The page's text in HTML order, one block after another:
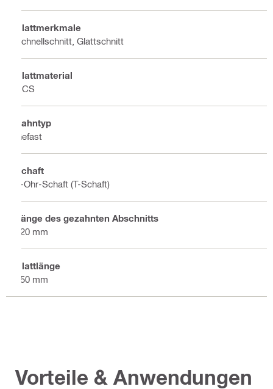
Blattmerkmale
Schnellschnitt, Glattschnitt
Blattmaterial
HCS
Zahntyp
Gefast
Schaft
1-Ohr-Schaft (T-Schaft)
Länge des gezahnten Abschnitts
220 mm
Blattlänge
250 mm
Vorteile & Anwendungen